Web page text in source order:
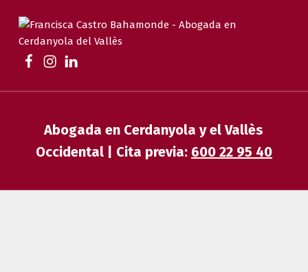
Abogada en Cerdanyola y el Vallès
Occidental | Cita previa: 600 22 95 40